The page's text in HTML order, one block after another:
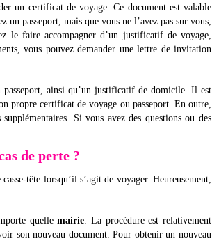
un certificat de voyage. Ce document est valable
passeport, mais que vous ne l’avez pas sur vous,
le faire accompagner d’un justificatif de voyage,
vous pouvez demander une lettre de invitation
passeport, ainsi qu’un justificatif de domicile. Il est
propre certificat de voyage ou passeport. En outre,
Si vous avez des questions ou des
de perte ?
tête lorsqu’il s’agit de voyager. Heureusement,
quellemairie. La procédure est relativement
son nouveau document. Pour obtenir un nouveau